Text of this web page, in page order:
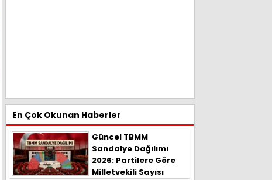
En Çok Okunan Haberler
Güncel TBMM
Sandalye Dağılımı
2026: Partilere Göre
Milletvekili Sayısı